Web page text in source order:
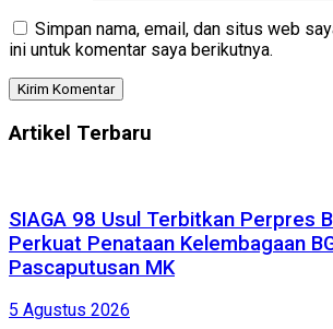
Simpan nama, email, dan situs web
ini untuk komentar saya berikutnya.
Artikel Terbaru
SIAGA 98 Usul Terbitkan Perpres
Perkuat Penataan Kelembagaan
Pascaputusan MK
5 Agustus 2026